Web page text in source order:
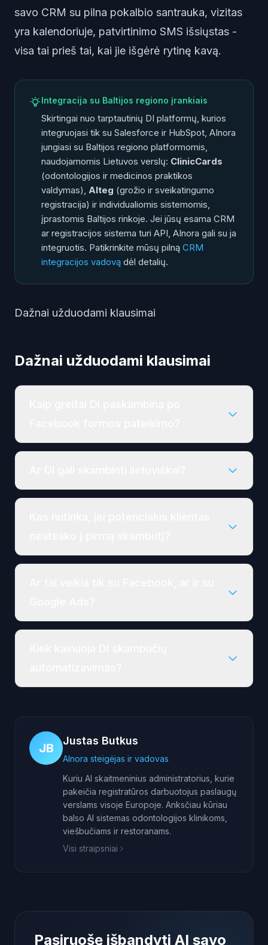
savo CRM su pilna pokalbio santrauka, vizitas
yra kalendoriuje, patvirtinimo SMS išsiųstas -
visa tai prieš tai, kai jie išgėrė rytinę kavą.
Integracija su Baltijos regiono įrankiais
Skirtingai nuo tarptautinių DI platformų, kurios
integruojasi tik su Salesforce ir HubSpot, AInora
jungiasi su Baltijos regiono platformomis,
naudojamomis Lietuvos verslų: ClinicCards
(odontologijos ir medicinos praktikos
valdymas), Alteg (grožio ir sveikatingumo
registracija) ir individualiomis sistemomis,
įprastomis Baltijos rinkoje. Jei jūsų esama CRM
ar registracijos sistema turi API, AInora gali su ja
integruotis. Patikrinkite mūsų pilną CRM
integracijos vadovą dėl detalių.
Dažnai užduodami klausimai
Dažnai užduodami klausimai
JB
Justas Butkus
AInora steigėjas ir vadovas
Kuriu AI skaitmeninius administratorius, kurie
pakeičia registratūros darbuotojus paslaugų
verslams visoje Europoje. Anksčiau kūriau
balso AI sistemas odontologijos klinikoms,
viešbučiams ir restoranams.
Visi straipsniai
Pasiruošę išbandyti AI savo